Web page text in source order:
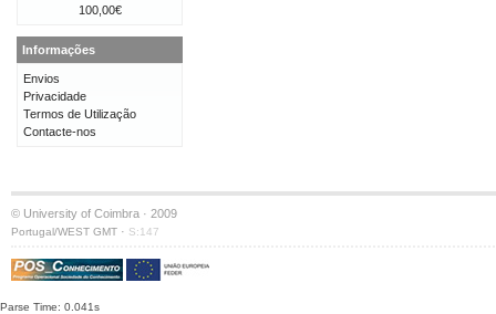
100,00€
Informações
Envios
Privacidade
Termos de Utilização
Contacte-nos
© University of Coimbra · 2009
Portugal/WEST GMT · S:147
Parse Time: 0.041s